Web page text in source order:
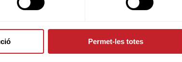
Permet-les totes